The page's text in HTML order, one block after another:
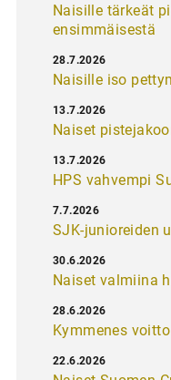
Naisille tärkeät
ensimmäisestä
Naisille iso
28.7.2026
Naiset
13.7.2026
HPS vahvempi
13.7.2026
SJK-junioreiden
7.7.2026
Naiset valmiina
30.6.2026
Kymmenes
28.6.2026
22.6.2026